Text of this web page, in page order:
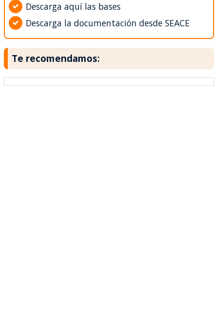
Descarga aquí las bases
Descarga la documentación desde SEACE
Te recomendamos: